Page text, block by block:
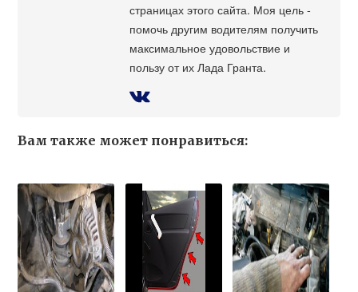
страницах этого сайта. Моя цель -
помочь другим водителям получить
максимальное удовольствие и
пользу от их Лада Гранта.
Вам также может понравиться: